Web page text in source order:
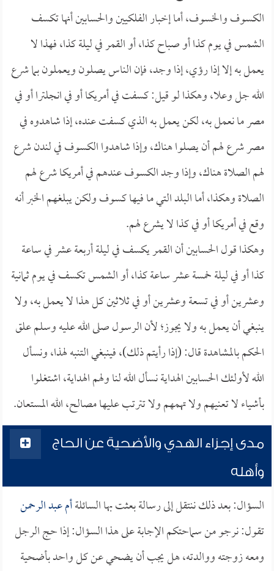
الكسوف والخسوف، أما إخبار الفلكيين والحسابين أنها تكسف
الشمس في يوم كذا أو صباح كذا، أو القمر في ليلة كذا، فهذا لا
يعمل به إلا إذا رؤي، إذا وجد، فإن الناس يصلون ويعملون بما شرع
الله جل وعلا، وهكذا لو قيل: كسفت في أمريكا أو في انجلترا أو في
مصر ما نعمل به، لكن يعمل به الذي كسفت عنده، إذا شاهدوه في
مصر شرع لهم أن يصلوا هناك، وإذا شاهدوا الكسوف في لندن شرع
لهم الصلاة هناك، وإذا وجد الكسوف عندهم في أمريكا شرع لهم
الصلاة وهكذا، أما البلد التي ما فيها كسوف ولكن يبلغهم الخبر أنه
وقع في أمريكا أو في كذا لا يشرع لهم.
وهكذا قول الحسابين أن القمر يكسف في ليلة أربعة عشر في ساعة
كذا أو في ليلة خمسة عشر ساعة كذا، أو الشمس تكسف في يوم ثمانية
وعشرين أو في تسعة وعشرين أو في ثلاثين كل هذا لا يعمل به، ولا
ينبغي أن يعمل به ولا يجوز؛ لأن الرسول صلى الله عليه وسلم علق
الحكم بالمشاهدة قال: (إذا رأيتم ذلك)، فينبغي التنبه لهذا، ونسأل
الله لأولئك الحسابين الهداية نسأل الله لنا ولهم الهداية، اشتغلوا
بأشياء لا تعنيهم ولا تهمهم ولا تترتب عليها مصالح، الله المستعان.
مدى إجزاء الهدي والأضحية عن الحاج
وأهله
السؤال: بعد ذلك ننتقل إلى رسالة بعثت بها السائلةأم عبد الرحمن
تقول: نرجو من سماحتكم الإجابة على هذا السؤال: إذا حج الرجل
ومعه زوجته ووالدته، هل يجب أن يضحي عن كل واحد بأضحية